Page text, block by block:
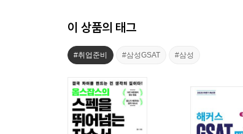
이 상품의 태그
#취업준비 #삼성GSAT #삼성